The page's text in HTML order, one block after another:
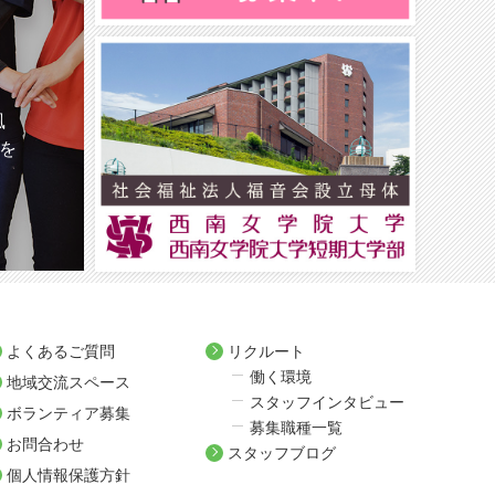
よくあるご質問
地域交流スペース
ボランティア募集
お問合わせ
個人情報保護方針
リクルート
働く環境
スタッフインタビュー
募集職種一覧
スタッフブログ